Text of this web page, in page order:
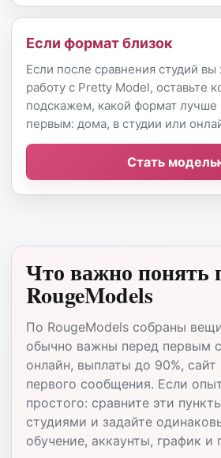
Если формат близок
Если после сравнения студий вы
работу с Pretty Model, оставьте
подскажем, какой формат лучше
первым: дома, в студии или
Стать
Что важно понять
RougeModels
По RougeModels собраны
обычно важны перед первым
онлайн, выплаты до 90%, сайт
первого сообщения. Если
простого: сравните эти
студиями и задайте
обучение, аккаунты, график и